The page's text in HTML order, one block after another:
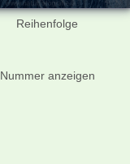
Reihenfolge
Nummer anzeigen